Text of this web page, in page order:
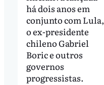
há dois anos em
conjunto com Lula,
o ex-presidente
chileno Gabriel
Boric e outros
governos
progressistas.